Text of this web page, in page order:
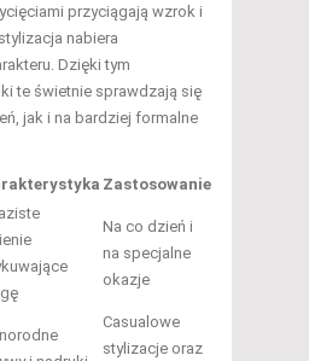
przyciągają wzrok i
nabiera
Dzięki tym
te świetnie sprawdzają się
jak i na bardziej formalne
Zastosowanie
Na co dzień i
na specjalne
okazje
Casualowe
stylizacje oraz